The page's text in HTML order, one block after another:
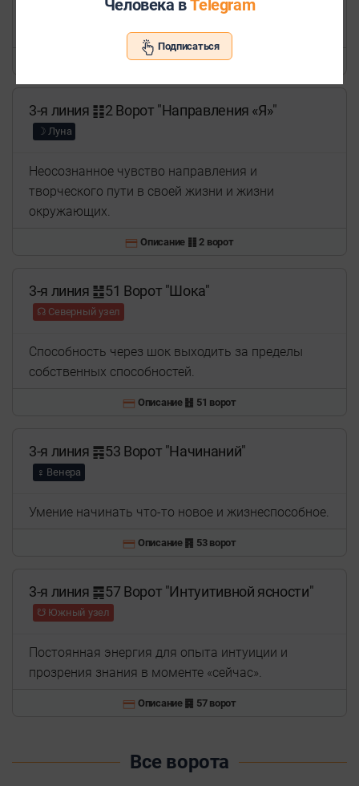
иначе мы будем стремиться поделиться с
другими людьми.
Описание ䷦ 39 ворот
3-я линия ䷁2 Ворот "Направления «Я»"
☽ Луна
Неосознанное чувство направления и
творческого пути в своей жизни и жизни
окружающих.
Описание ䷁ 2 ворот
3-я линия ䷲51 Ворот "Шока"
☊ Северный узел
Способность через шок выходить за пределы
собственных способностей.
Описание ䷲ 51 ворот
3-я линия ䷴53 Ворот "Начинаний"
♀ Венера
Умение начинать что-то новое и жизнеспособное.
Описание ䷴ 53 ворот
3-я линия ䷸57 Ворот "Интуитивной ясности"
☋ Южный узел
Постоянная энергия для опыта интуиции и
прозрения знания в моменте «сейчас».
Описание ䷸ 57 ворот
Все ворота
Человека вTelegram
Подписаться